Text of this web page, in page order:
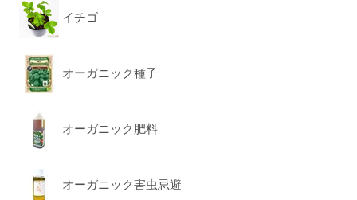
イチゴ
オーガニック種子
オーガニック肥料
オーガニック害虫忌避